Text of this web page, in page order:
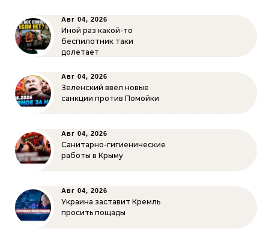
Авг 04, 2026
Иной раз какой-то
беспилотник таки
долетает
Авг 04, 2026
Зеленский ввёл новые
санкции против Помойки
Авг 04, 2026
Санитарно-гигиенические
работы в Крыму
Авг 04, 2026
Украина заставит Кремль
просить пощады